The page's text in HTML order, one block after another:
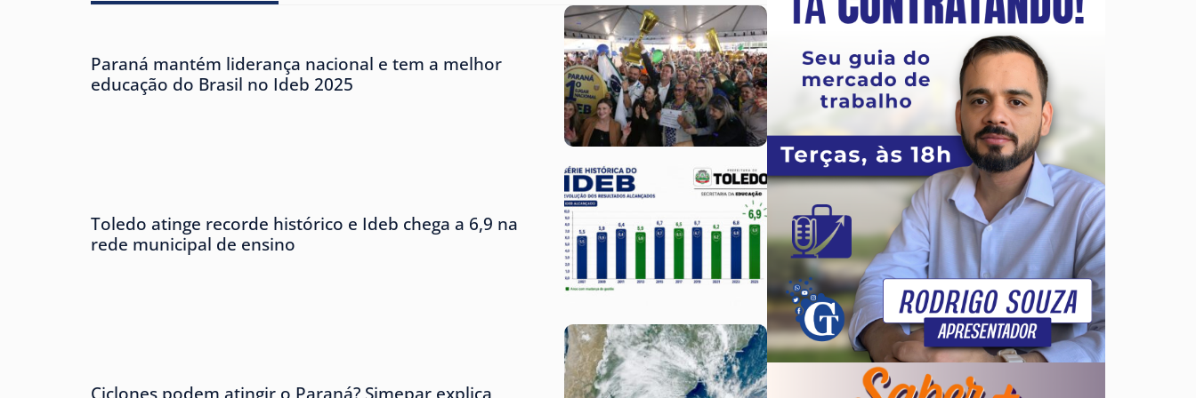
Paraná mantém liderança nacional e tem a melhor
educação do Brasil no Ideb 2025
Toledo atinge recorde histórico e Ideb chega a 6,9 na
rede municipal de ensino
Ciclones podem atingir o Paraná? Simepar explica